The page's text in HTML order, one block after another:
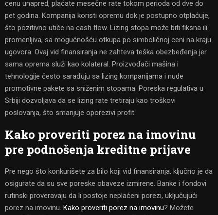
cenu unapred, plaćate mesečne rate tokom perioda od dve do
pet godina. Kompanija koristi opremu dok je postupno otplaćuje,
što pozitivno utiče na cash flow. Lizing stopa može biti fiksna ili
promenljiva, sa mogućnošću otkupa po simboličnoj ceni na kraju
ugovora. Ovaj vid finansiranja ne zahteva teška obezbeđenja jer
sama oprema služi kao kolateral. Proizvođači mašina i
tehnologije često sarađuju sa lizing kompanijama i nude
promotivne pakete sa sniženim stopama. Poreska regulativa u
Srbiji dozvoljava da se lizing rate tretiraju kao troškovi
poslovanja, što smanjuje oporezivi profit.
Kako proveriti porez na imovinu
pre podnošenja kreditne prijave
Pre nego što konkurišete za bilo koji vid finansiranja, ključno je da
osigurate da su sve poreske obaveze izmirene. Banke i fondovi
rutinski proveravaju da li postoje neplaćeni porezi, uključujući
porez na imovinu. Kako proveriti porez na imovinu? Možete